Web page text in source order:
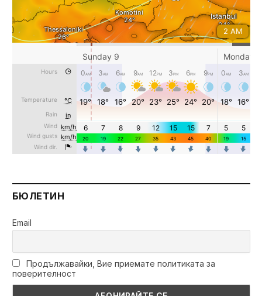
БЮЛЕТИН
Email
Продължавайки, Вие приемате политиката за
поверителност